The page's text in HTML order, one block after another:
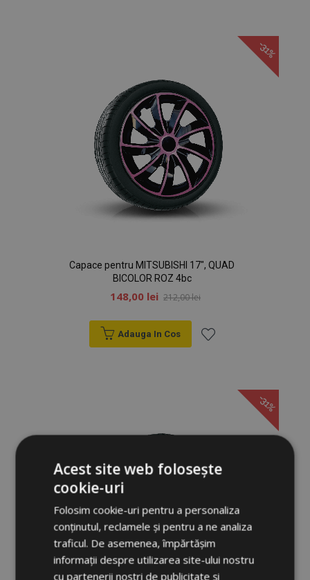
-31%
Capace pentru MITSUBISHI 17", QUAD
BICOLOR ROZ 4bc
148,00 lei 212,00 lei
Adauga In Cos
-31%
Acest site web folosește
cookie-uri
Folosim cookie-uri pentru a personaliza
conținutul, reclamele și pentru a ne analiza
traficul. De asemenea, împărtășim
informații despre utilizarea site-ului nostru
cu partenerii noștri de publicitate și